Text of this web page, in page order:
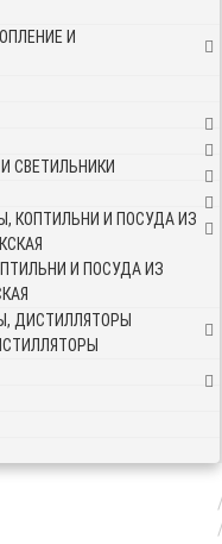
И
СВЕТИЛЬНИКИ
И ПОСУДА ИЗ